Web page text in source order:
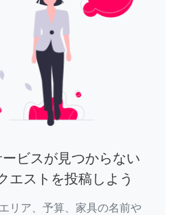
ビスが見つからない
エストを投稿しよう
リア、予算、家具の名前や